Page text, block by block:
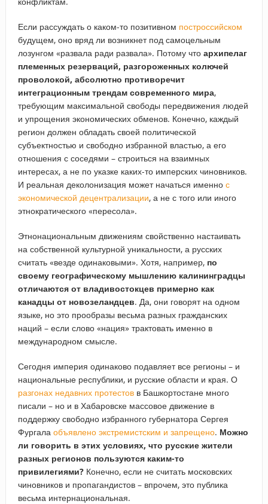
Если рассуждать о каком-то позитивном построссийском
будущем, оно вряд ли возникнет под самоцельным
лозунгом «развала ради развала». Потому что архипелаг
племенных резерваций, разгороженных колючей
проволокой, абсолютно противоречит
интеграционным трендам современного мира,
требующим максимальной свободы передвижения людей
и упрощения экономических обменов. Конечно, каждый
регион должен обладать своей политической
субъектностью и свободно избранной властью, а его
отношения с соседями – строиться на взаимных
интересах, а не по указке каких-то имперских чиновников.
И реальная деколонизация может начаться именно с
экономической децентрализации, а не с того или иного
этнократического «пересола».
Этнонациональным движениям свойственно настаивать
на собственной культурной уникальности, а русских
считать «везде одинаковыми». Хотя, например, по
своему географическому мышлению калининградцы
отличаются от владивостокцев примерно как
канадцы от новозеландцев. Да, они говорят на одном
языке, но это прообразы весьма разных гражданских
наций – если слово «нация» трактовать именно в
международном смысле.
Сегодня империя одинаково подавляет все регионы – и
национальные республики, и русские области и края. О
разгонах недавних протестовв Башкортостане много
писали – но и в Хабаровске массовое движение в
поддержку свободно избранного губернатора Сергея
Фургала объявлено экстремистским и запрещено. Можно
ли говорить в этих условиях, что русские жители
разных регионов пользуются каким-то
привилегиями?Конечно, если не считать московских
чиновников и пропагандистов – впрочем, это публика
весьма интернациональная.